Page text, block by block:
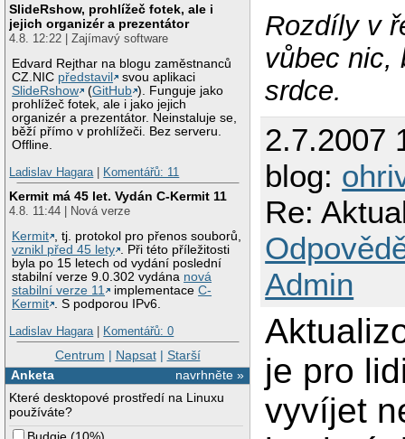
SlideRshow, prohlížeč fotek, ale i
jejich organizér a prezentátor
4.8. 12:22 | Zajímavý software
Edvard Rejthar na blogu zaměstnanců
CZ.NIC představil
svou aplikaci
SlideRshow
(GitHub ). Funguje jako
prohlížeč fotek, ale i jako jejich
organizér a prezentátor. Neinstaluje se,
běží přímo v prohlížeči. Bez serveru.
Offline.
Ladislav Hagara| Komentářů: 11
Kermit má 45 let. Vydán C-Kermit 11
4.8. 11:44 | Nová verze
Kermit , tj. protokol pro přenos souborů,
vznikl před 45 lety . Při této příležitosti
byla po 15 letech od vydání poslední
stabilní verze 9.0.302 vydána nová
stabilní verze 11
implementaceC-
Kermit . S podporou IPv6.
Ladislav Hagara| Komentářů: 0
Centrum | Napsat| Starší
navrhněte »
Anketa
Které desktopové prostředí na Linuxu
používáte?
Rozdíly v
vůbec nic,
srdce.
2.7.2007
blog:
Re:
Admin
je pro
vyvíjet